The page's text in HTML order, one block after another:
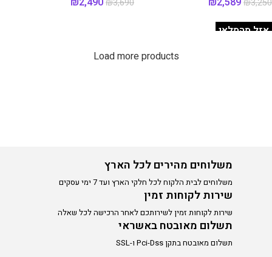
אזל מהמלאי
₪3,250
מידע נוסף
₪3,690
Load more products
משלוחים מהירים לכל הארץ
משלוחים לבית הלקוח לכל חלקי הארץ ועד 7 ימי עסקים
שירות לקוחות זמין
שירות לקוחות זמין לשירותכם לאחר הרכישה לכל שאלה
תשלום מאובטח באשראי
תשלום מאובטח בתקן Pci-Dss ו-SSL